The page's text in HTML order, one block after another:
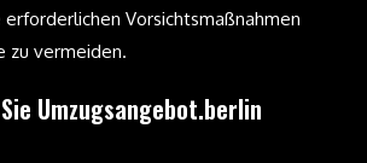
Vorsichtsmaßnahmen
zu vermeiden.
Umzugsangebot.berlin